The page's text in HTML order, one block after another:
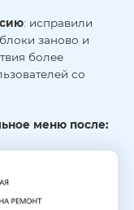
: исправили
заново и
более
со
меню после: